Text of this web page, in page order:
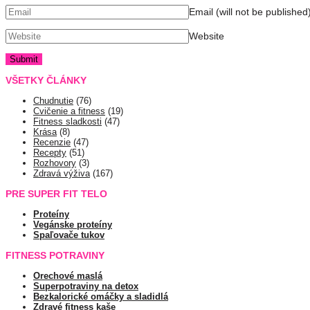
Email (will not be published)
Website
VŠETKY ČLÁNKY
Chudnutie (76)
Cvičenie a fitness (19)
Fitness sladkosti (47)
Krása(8)
Recenzie (47)
Recepty (51)
Rozhovory (3)
Zdravá výživa(167)
PRE SUPER FIT TELO
Proteíny
Vegánske proteíny
Spaľovače tukov
FITNESS POTRAVINY
Orechové maslá
Superpotraviny na detox
Bezkalorické omáčky a sladidlá
Zdravé fitness kaše